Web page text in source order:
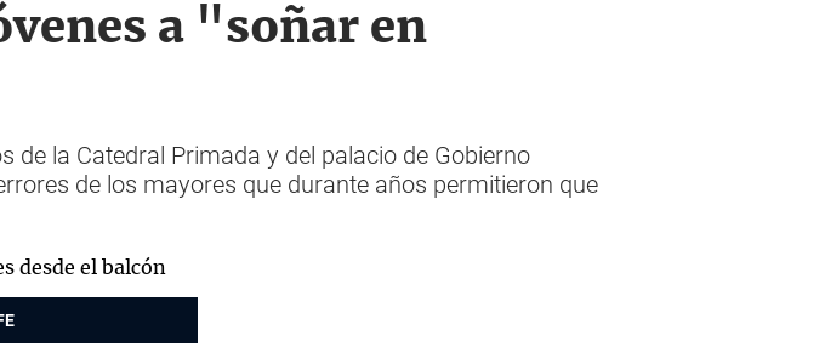
a "soñar en
de la Catedral Primada y del palacio de Gobierno
de los mayores que durante años permitieron que